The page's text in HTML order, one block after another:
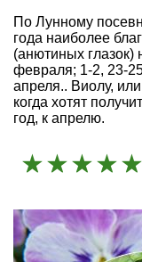
По Лунному
года наиболее
(анютиных глазок)
февраля; 1-2, 23-
апреля.. Виолу,
когда хотят
год, к апрелю.